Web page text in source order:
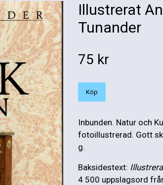
Illustrerat
Tunander
75 kr
Köp
Inbunden. Natur och
fotoillustrerad. Gott
g.
Baksidestext:
4 500 uppslagsord